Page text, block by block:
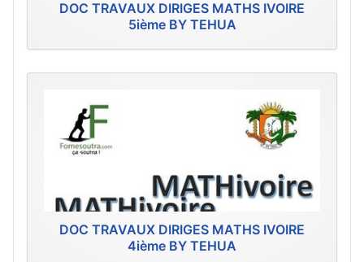
DOC TRAVAUX DIRIGES MATHS IVOIRE
5ième BY TEHUA
DOC TRAVAUX DIRIGES MATHS IVOIRE
4ième BY TEHUA